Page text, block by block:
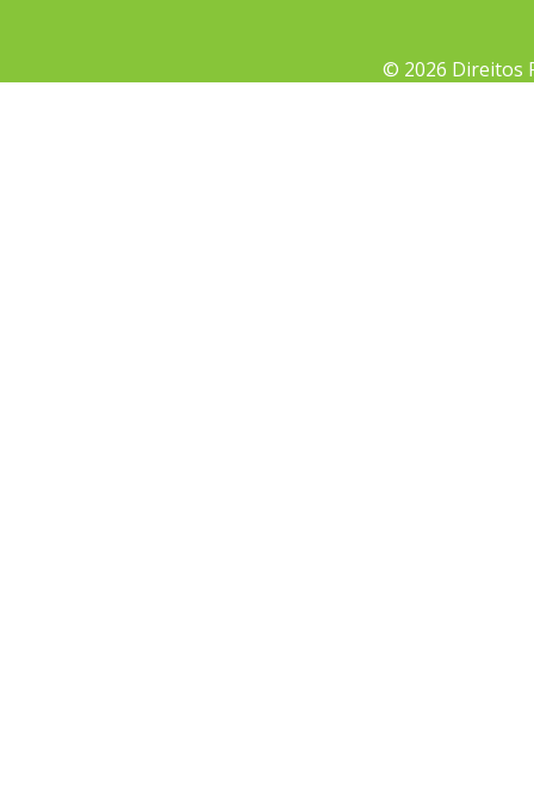
© 2026 Direitos